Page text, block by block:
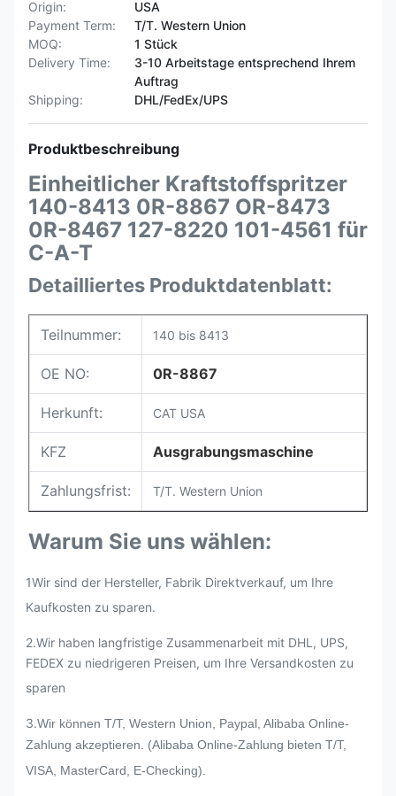
Origin:
USA
Payment Term:
T/T. Western Union
MOQ:
1 Stück
Delivery Time:
3-10 Arbeitstage entsprechend Ihrem
Auftrag
Shipping:
DHL/FedEx/UPS
Produktbeschreibung
Einheitlicher Kraftstoffspritzer
140-8413 0R-8867 OR-8473
0R-8467 127-8220 101-4561 für
C-A-T
Detailliertes Produktdatenblatt:
Teilnummer: 140 bis 8413
OE NO: 0R-8867
Herkunft: CAT USA
KFZ Ausgrabungsmaschine
Zahlungsfrist: T/T. Western Union
Warum Sie uns wählen:
1Wir sind der Hersteller, Fabrik Direktverkauf, um Ihre
Kaufkosten zu sparen.
2.Wir haben langfristige Zusammenarbeit mit DHL, UPS,
FEDEX zu niedrigeren Preisen, um Ihre Versandkosten zu
sparen
3.Wir können T/T, Western Union, Paypal, Alibaba Online-
Zahlung akzeptieren. (Alibaba Online-Zahlung bieten T/T,
VISA, MasterCard, E-Checking).